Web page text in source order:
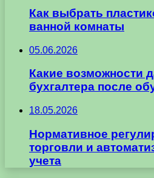
Как выбрать
ванной комнаты
05.06.2026
Какие возможности
бухгалтера после
18.05.2026
Нормативное
торговли и
учета